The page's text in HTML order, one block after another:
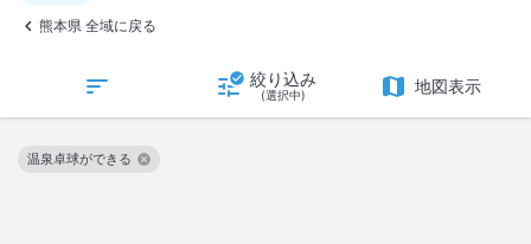
熊本県 全域に戻る
絞り込み
(選択中) 地図表示
温泉卓球ができる
この絞り込み条件を解除